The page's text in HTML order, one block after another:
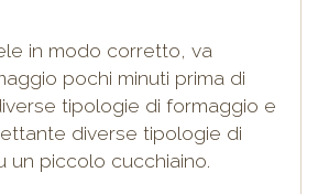
in modo corretto, va
pochi minuti prima di
tipologie di formaggio e
diverse tipologie di
un piccolo cucchiaino.